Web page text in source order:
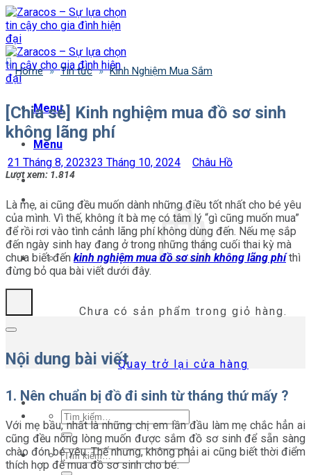
Bỏ
qua
nội
dung
Menu
Menu
Chưa có sản phẩm trong giỏ hàng.
Quay trở lại cửa hàng
Tìm
kiếm:
Tìm
kiếm:
Home » Tin tức » Kinh Nghiệm Mua Sắm
[Chia sẻ] Kinh nghiệm mua đồ sơ sinh
không lãng phí
21 Tháng 8, 202323 Tháng 10, 2024 Châu Hồ
Lượt xem: 1.814
Là mẹ, ai cũng đều muốn dành những điều tốt nhất cho bé yêu
của mình. Vì thế, không ít bà mẹ có tâm lý “gì cũng muốn mua”
để rồi rơi vào tình cảnh lãng phí không dùng đến. Nếu mẹ sắp
đến ngày sinh hay đang ở trong những tháng cuối thai kỳ mà
chưa biết đến kinh nghiệm mua đồ sơ sinh không lãng phíthì
đừng bỏ qua bài viết dưới đây.
Nội dung bài viết
1. Nên chuẩn bị đồ đi sinh từ tháng thứ mấy ?
Với mẹ bầu, nhất là những chị em lần đầu làm mẹ chắc hẳn ai
cũng đều nóng lòng muốn được sắm đồ sơ sinh để sẵn sàng
chào đón bé yêu. Thế nhưng, không phải ai cũng biết thời điểm
thích hợp để mua đồ sơ sinh cho bé.